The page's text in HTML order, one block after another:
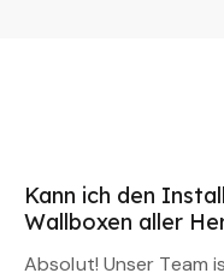
Kann ich den
Wallboxen aller
Absolut! Unser Team